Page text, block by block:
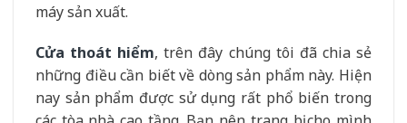
máy sản xuất.
Cửa thoát hiểm, trên đây chúng tôi đã chia sẻ
những điều cần biết về dòng sản phẩm này. Hiện
nay sản phẩm được sử dụng rất phổ biến trong